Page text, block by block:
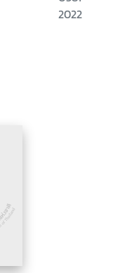
2022